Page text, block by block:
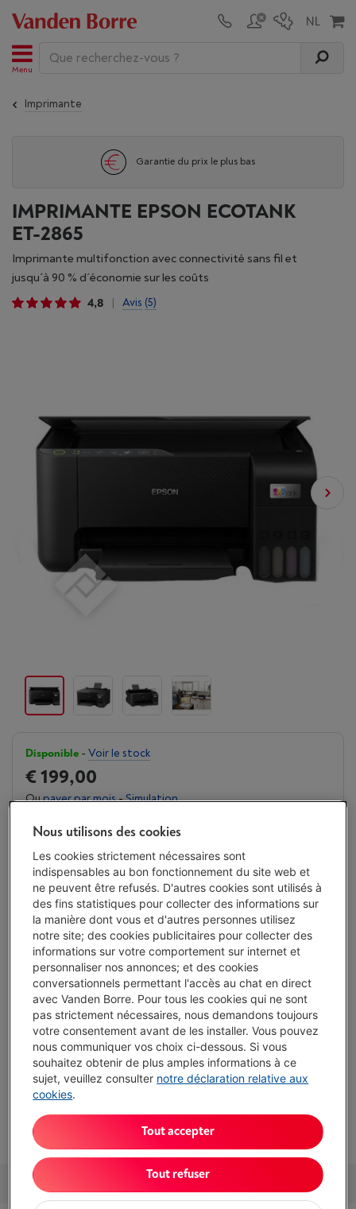
Menu
Imprimante
Garantie du prix le plus bas
IMPRIMANTE EPSON ECOTANK
ET-2865
Imprimante multifonction avec connectivité sans fil et
jusqu´à 90 % d´économie sur les coûts
4,8
Avis (5)
Disponible - Voir le stock
€ 199,00
Oupayer par mois-Simulation
Comparer
Atouts
Jusqu'à 90 % d'économie sur les coûts d'impression
Grande capacité d'impression sans remplacement
fréquent des cartouches
Impression sans fil via l'application mobile
Pas de chargeur automatique de documents (ADF)
Afficher toutes les caractéristiques
Services et Garantie Nos conseils
Nous utilisons des cookies
Les cookies strictement nécessaires sont
indispensables au bon fonctionnement du site web et
ne peuvent être refusés. D'autres cookies sont utilisés à
des fins statistiques pour collecter des informations sur
la manière dont vous et d'autres personnes utilisez
notre site; des cookies publicitaires pour collecter des
informations sur votre comportement sur internet et
personnaliser nos annonces; et des cookies
conversationnels permettant l'accès au chat en direct
avec Vanden Borre. Pour tous les cookies qui ne sont
pas strictement nécessaires, nous demandons toujours
votre consentement avant de les installer. Vous pouvez
nous communiquer vos choix ci-dessous. Si vous
souhaitez obtenir de plus amples informations à ce
sujet, veuillez consulter notre déclaration relative aux
cookies.
Tout refuser
Tout accepter